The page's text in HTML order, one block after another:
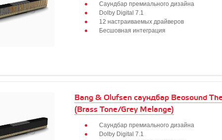
Саундбар премиального дизайна
Dolby Digital 7.1
12 настраиваемых драйверов
Бесшовная интеграция
Bang & Olufsen саундбар Beosound
(Brass Tone/Grey Melange)
Саундбар премиального дизайна
Dolby Digital 7.1